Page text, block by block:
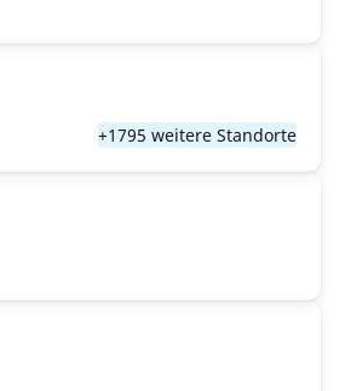
+1795 weitere Standorte